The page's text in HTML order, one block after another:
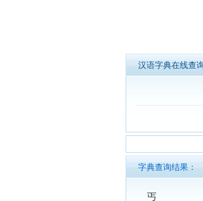
汉语字典在线查
字典查询结果：
丐